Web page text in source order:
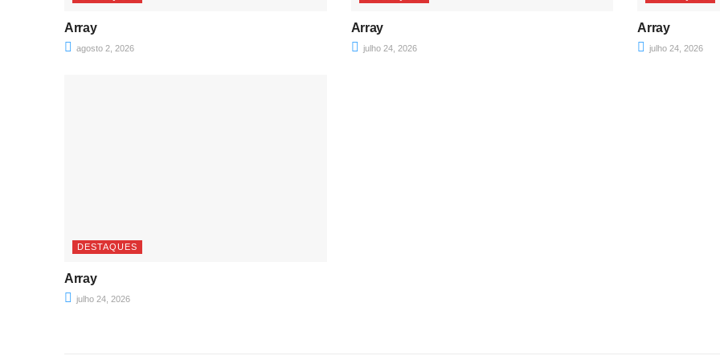
Array
agosto 2, 2026
Array
julho 24, 2026
Array
julho 24, 2026
DESTAQUES
Array
julho 24, 2026